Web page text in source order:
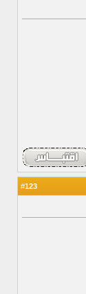
123